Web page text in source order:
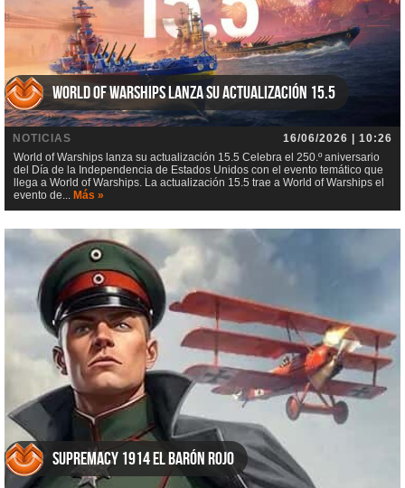
World of Warships lanza su actualización 15.5
NOTICIAS
16/06/2026 | 10:26
World of Warships lanza su actualización 15.5 Celebra el 250.º aniversario
del Día de la Independencia de Estados Unidos con el evento temático que
llega a World of Warships. La actualización 15.5 trae a World of Warships el
evento de... Más »
Supremacy 1914 El Barón Rojo